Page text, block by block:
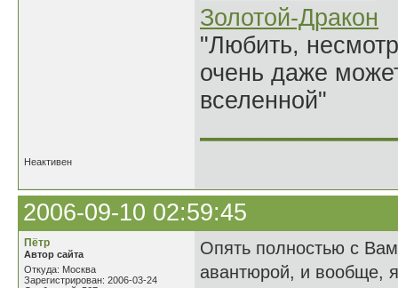
Золотой-Дракон
"Любить,
очень даже
вселенной"
Неактивен
2006-09-10 02:59:45
Пётр
Автор сайта
Откуда: Москва
Зарегистрирован: 2006-03-24
Опять полностью с
авантюрой, и вообще,